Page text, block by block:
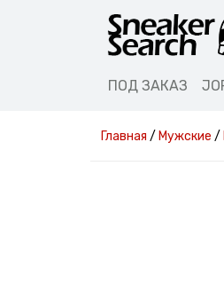
ПОД ЗАКАЗ
Главная / Мужские /